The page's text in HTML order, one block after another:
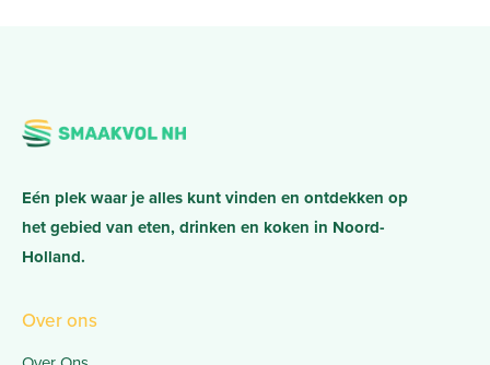
Eén plek waar je alles kunt vinden en ontdekken op
het gebied van eten, drinken en koken in Noord-
Holland.
Over ons